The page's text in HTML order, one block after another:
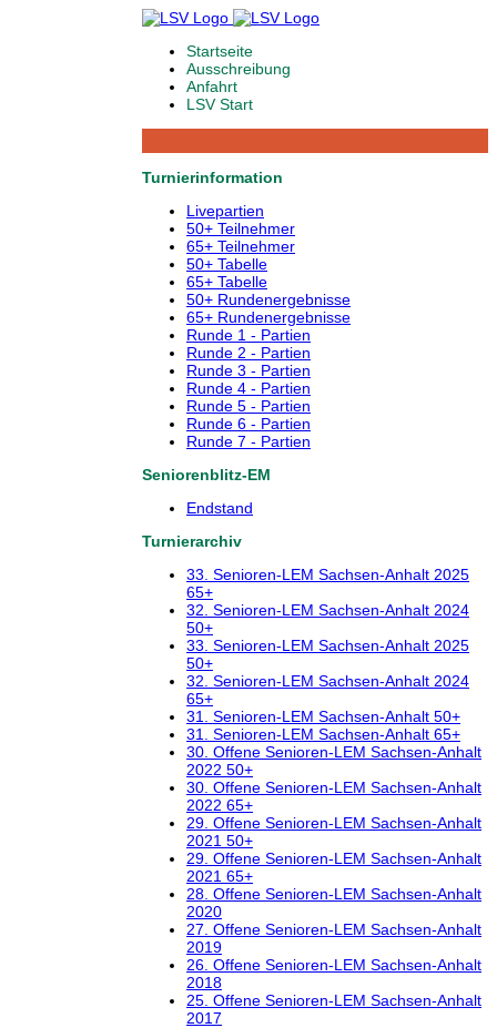
Startseite
Ausschreibung
Anfahrt
LSV Start
Turnierinformation
Livepartien
50+ Teilnehmer
65+ Teilnehmer
50+ Tabelle
65+ Tabelle
50+ Rundenergebnisse
65+ Rundenergebnisse
Runde 1 - Partien
Runde 2 - Partien
Runde 3 - Partien
Runde 4 - Partien
Runde 5 - Partien
Runde 6 - Partien
Runde 7 - Partien
Seniorenblitz-EM
Endstand
Turnierarchiv
33. Senioren-LEM Sachsen-Anhalt 2025
65+
32. Senioren-LEM Sachsen-Anhalt 2024
50+
33. Senioren-LEM Sachsen-Anhalt 2025
50+
32. Senioren-LEM Sachsen-Anhalt 2024
65+
31. Senioren-LEM Sachsen-Anhalt 50+
31. Senioren-LEM Sachsen-Anhalt 65+
30. Offene Senioren-LEM Sachsen-Anhalt
2022 50+
30. Offene Senioren-LEM Sachsen-Anhalt
2022 65+
29. Offene Senioren-LEM Sachsen-Anhalt
2021 50+
29. Offene Senioren-LEM Sachsen-Anhalt
2021 65+
28. Offene Senioren-LEM Sachsen-Anhalt
2020
27. Offene Senioren-LEM Sachsen-Anhalt
2019
26. Offene Senioren-LEM Sachsen-Anhalt
2018
25. Offene Senioren-LEM Sachsen-Anhalt
2017